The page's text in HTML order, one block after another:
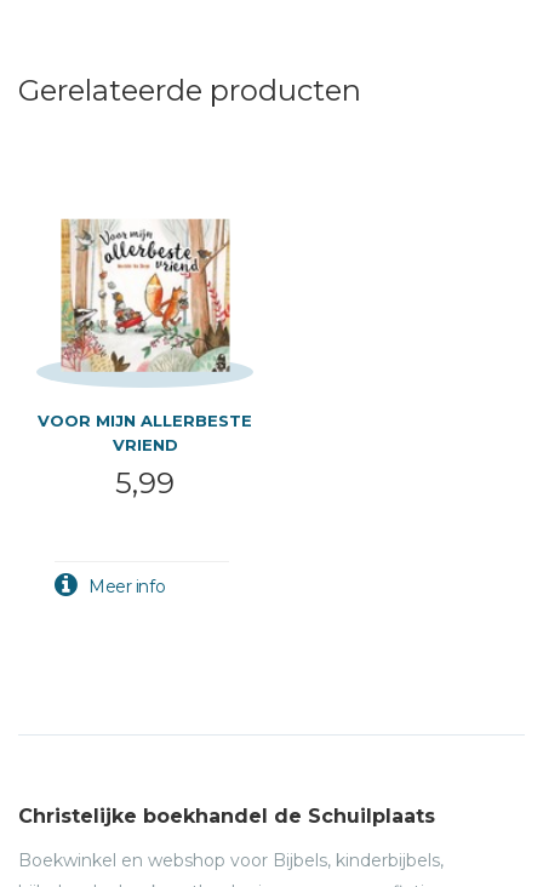
Gerelateerde producten
VOOR MIJN ALLERBESTE
VRIEND
5,99
Christelijke boekhandel de Schuilplaats
Boekwinkel en webshop voor Bijbels, kinderbijbels,